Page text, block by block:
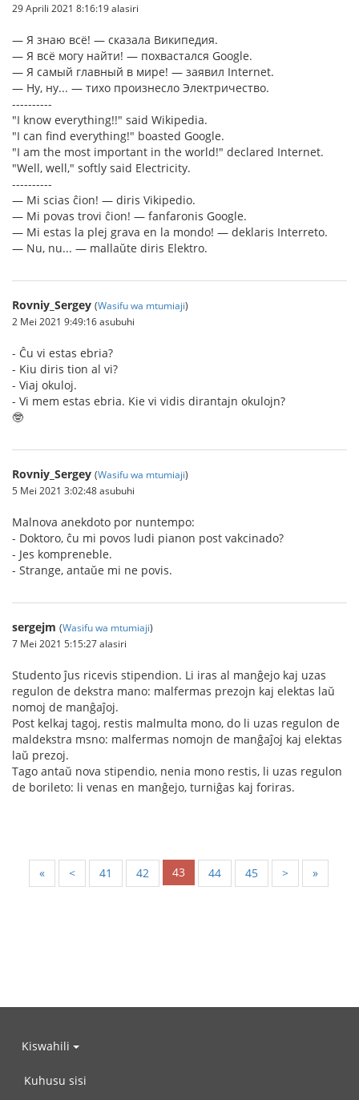
29 Aprili 2021 8:16:19 alasiri
— Я знаю всё! — сказала Википедия.
— Я всё могу найти! — похвастался Google.
— Я самый главный в мире! — заявил Internet.
— Ну, ну... — тихо произнесло Электричество.
----------
"I know everything!!" said Wikipedia.
"I can find everything!" boasted Google.
"I am the most important in the world!" declared Internet.
"Well, well," softly said Electricity.
----------
— Mi scias ĉion! — diris Vikipedio.
— Mi povas trovi ĉion! — fanfaronis Google.
— Mi estas la plej grava en la mondo! — deklaris Interreto.
— Nu, nu... — mallaŭte diris Elektro.
Rovniy_Sergey (Wasifu wa mtumiaji)
2 Mei 2021 9:49:16 asubuhi
- Ĉu vi estas ebria?
- Kiu diris tion al vi?
- Viaj okuloj.
- Vi mem estas ebria. Kie vi vidis dirantajn okulojn?
🤓
Rovniy_Sergey (Wasifu wa mtumiaji)
5 Mei 2021 3:02:48 asubuhi
Malnova anekdoto por nuntempo:
- Doktoro, ĉu mi povos ludi pianon post vakcinado?
- Jes kompreneble.
- Strange, antaŭe mi ne povis.
sergejm (Wasifu wa mtumiaji)
7 Mei 2021 5:15:27 alasiri
Studento ĵus ricevis stipendion. Li iras al manĝejo kaj uzas
regulon de dekstra mano: malfermas prezojn kaj elektas laŭ
nomoj de manĝaĵoj.
Post kelkaj tagoj, restis malmulta mono, do li uzas regulon de
maldekstra msno: malfermas nomojn de manĝaĵoj kaj elektas
laŭ prezoj.
Tago antaŭ nova stipendio, nenia mono restis, li uzas regulon
de borileto: li venas en manĝejo, turniĝas kaj foriras.
« < 41 42 43 44 45 > »
Kiswahili
Kuhusu sisi